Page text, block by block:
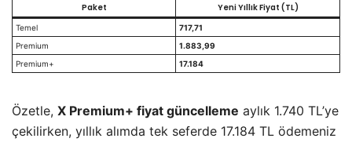
Paket Yeni Yıllık Fiyat (TL)
Temel
717,71
Premium
1.883,99
Premium+
17.184
Özetle, X Premium+ fiyat güncelleme aylık 1.740 TL’ye
çekilirken, yıllık alımda tek seferde 17.184 TL ödemeniz